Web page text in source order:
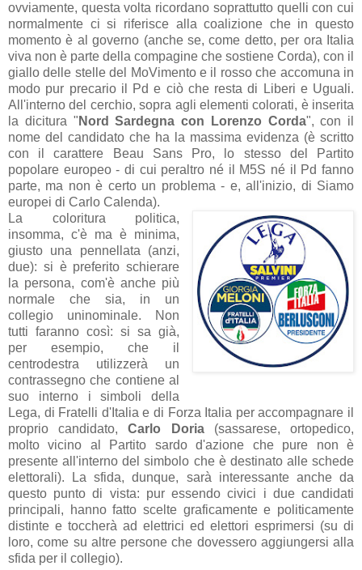
ovviamente, questa volta ricordano soprattutto quelli con cui
normalmente ci si riferisce alla coalizione che in questo
momento è al governo (anche se, come detto, per ora Italia
viva non è parte della compagine che sostiene Corda), con il
giallo delle stelle del MoVimento e il rosso che accomuna in
modo pur precario il Pd e ciò che resta di Liberi e Uguali.
All'interno del cerchio, sopra agli elementi colorati, è inserita
la dicitura " Nord Sardegna con Lorenzo Corda", con il
nome del candidato che ha la massima evidenza (è scritto
con il carattere Beau Sans Pro, lo stesso del Partito
popolare europeo - di cui peraltro né il M5S né il Pd fanno
parte, ma non è certo un problema - e, all'inizio, di Siamo
europei di Carlo Calenda).
La coloritura politica,
insomma, c'è ma è minima,
giusto una pennellata (anzi,
due): si è preferito schierare
la persona, com'è anche più
normale che sia, in un
collegio uninominale. Non
tutti faranno così: si sa già,
per esempio, che il
centrodestra utilizzerà un
contrassegno che contiene al
suo interno i simboli della
Lega, di Fratelli d'Italia e di Forza Italia per accompagnare il
proprio candidato,Carlo Doria (sassarese, ortopedico,
molto vicino al Partito sardo d'azione che pure non è
presente all'interno del simbolo che è destinato alle schede
elettorali). La sfida, dunque, sarà interessante anche da
questo punto di vista: pur essendo civici i due candidati
principali, hanno fatto scelte graficamente e politicamente
distinte e toccherà ad elettrici ed elettori esprimersi (su di
loro, come su altre persone che dovessero aggiungersi alla
sfida per il collegio).